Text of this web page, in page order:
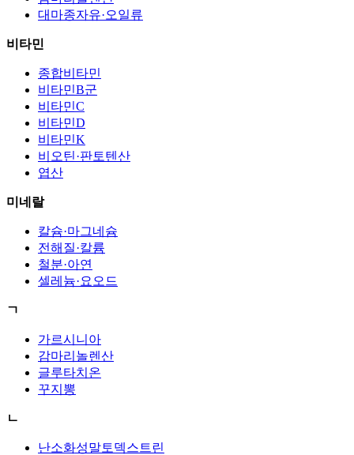
대마종자유·오일류
비타민
종합비타민
비타민B군
비타민C
비타민D
비타민K
비오틴·판토텐산
엽산
미네랄
칼슘·마그네슘
전해질·칼륨
철분·아연
셀레늄·요오드
ㄱ
가르시니아
감마리놀렌산
글루타치온
꾸지뽕
ㄴ
난소화성말토덱스트린